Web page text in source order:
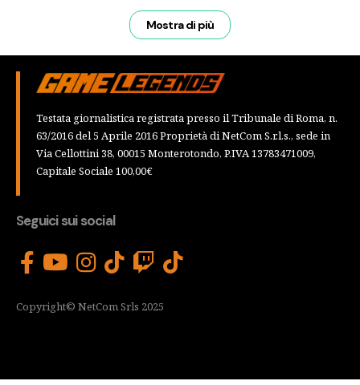
Mostra di più
Testata giornalistica registrata presso il Tribunale di Roma, n.
63/2016 del 5 Aprile 2016 Proprietà di NetCom S.r.l.s., sede in
Via Cellottini 38, 00015 Monterotondo, P.IVA 13783471009,
Capitale Sociale 100,00€
Seguici sui social
Copyright© NetCom Srls 2025